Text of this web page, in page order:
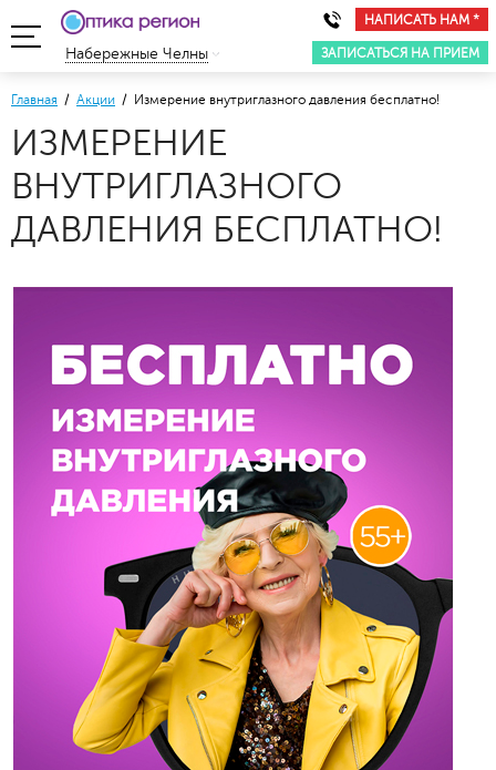
НАПИСАТЬ НАМ *
ЗАПИСАТЬСЯ НА ПРИЕМ
Набережные Челны
Главная / Акции / Измерение внутриглазного давления бесплатно!
ИЗМЕРЕНИЕ
ВНУТРИГЛАЗНОГО
ДАВЛЕНИЯ БЕСПЛАТНО!